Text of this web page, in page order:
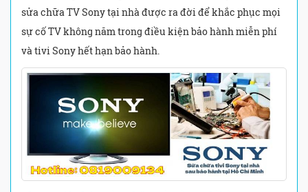
sửa chữa TV Sony tại nhà được ra đời để khắc phục mọi
sự cố TV không năm trong điều kiện bảo hành miễn phí
và tivi Sony hết hạn bảo hành.